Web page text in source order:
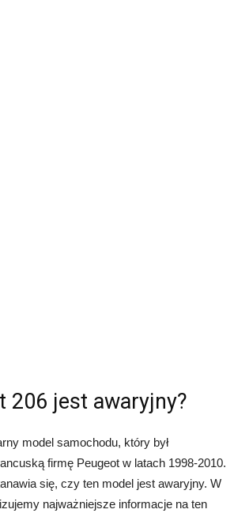
206 jest awaryjny?
model samochodu, który był
firmę Peugeot w latach 1998-2010.
się, czy ten model jest awaryjny. W
najważniejsze informacje na ten